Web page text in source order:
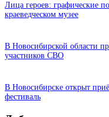
Лица героев: графические
краеведческом музее
В Новосибирской области
участников СВО
В Новосибирске открыт
фестиваль